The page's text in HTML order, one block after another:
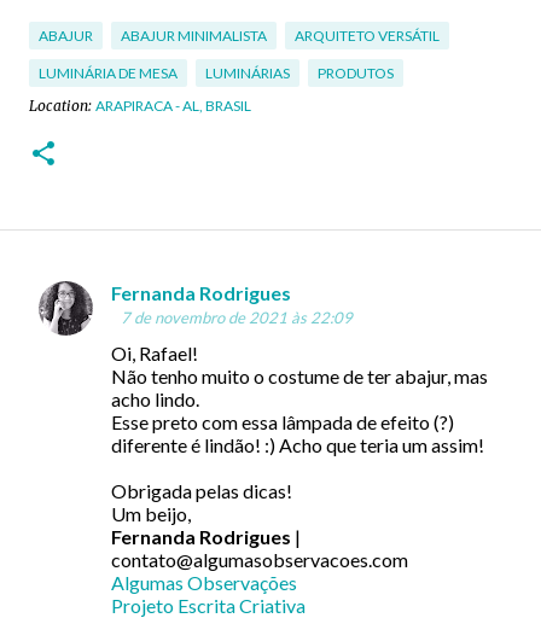
ABAJUR ABAJUR MINIMALISTA ARQUITETO VERSÁTIL
LUMINÁRIA DE MESA LUMINÁRIAS
PRODUTOS
Location: ARAPIRACA - AL, BRASIL
C
Fernanda Rodrigues
7 de novembro de 2021 às 22:09
Oi, Rafael!
Não tenho muito o costume de ter abajur, mas
acho lindo.
Esse preto com essa lâmpada de efeito (?)
diferente é lindão! :) Acho que teria um assim!
Obrigada pelas dicas!
Um beijo,
Fernanda Rodrigues |
contato@algumasobservacoes.com
Algumas Observações
Projeto Escrita Criativa